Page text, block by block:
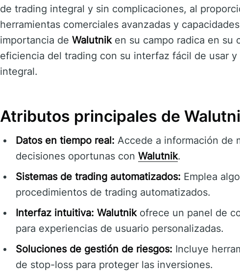
de trading integral y sin complicaciones, al
herramientas comerciales avanzadas y
importancia de Walutniken su campo radica en su
eficiencia del trading con su interfaz fácil de usar
integral.
Atributos principales de
Datos en tiempo real: Accede a información de
decisiones oportunas con Walutnik.
Sistemas de trading automatizados: Emplea
procedimientos de trading automatizados.
Interfaz intuitiva: Walutnikofrece un panel de
para experiencias de usuario personalizadas.
Soluciones de gestión de riesgos: Incluye
de stop-loss para proteger las inversiones.